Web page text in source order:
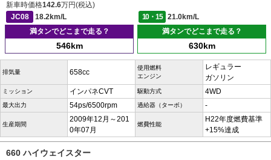
新車時価格142.6万円(税込)
JC08
18.2km/L 10・15
21.0km/L
満タンでどこまで走る？
546km
満タンでどこまで走る？
630km
排気量 658cc
使用燃料
エンジン
レギュラー
ガソリン
ミッション インパネCVT 駆動方式 4WD
最大出力 54ps/6500rpm 過給器（ターボ） -
生産期間
2009年12月～201
0年07月
燃費性能
H22年度燃費基準
+15%達成
660 ハイウェイスター